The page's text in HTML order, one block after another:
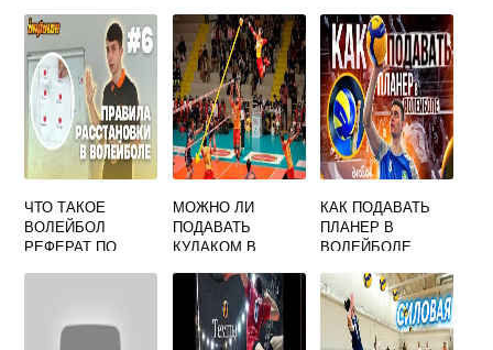
ЧТО ТАКОЕ
ВОЛЕЙБОЛ
РЕФЕРАТ ПО
МОЖНО ЛИ
ПОДАВАТЬ
КУЛАКОМ В
СОРЕВНОВАНИЯХ
КАК ПОДАВАТЬ
ПЛАНЕР В
ВОЛЕЙБОЛЕ